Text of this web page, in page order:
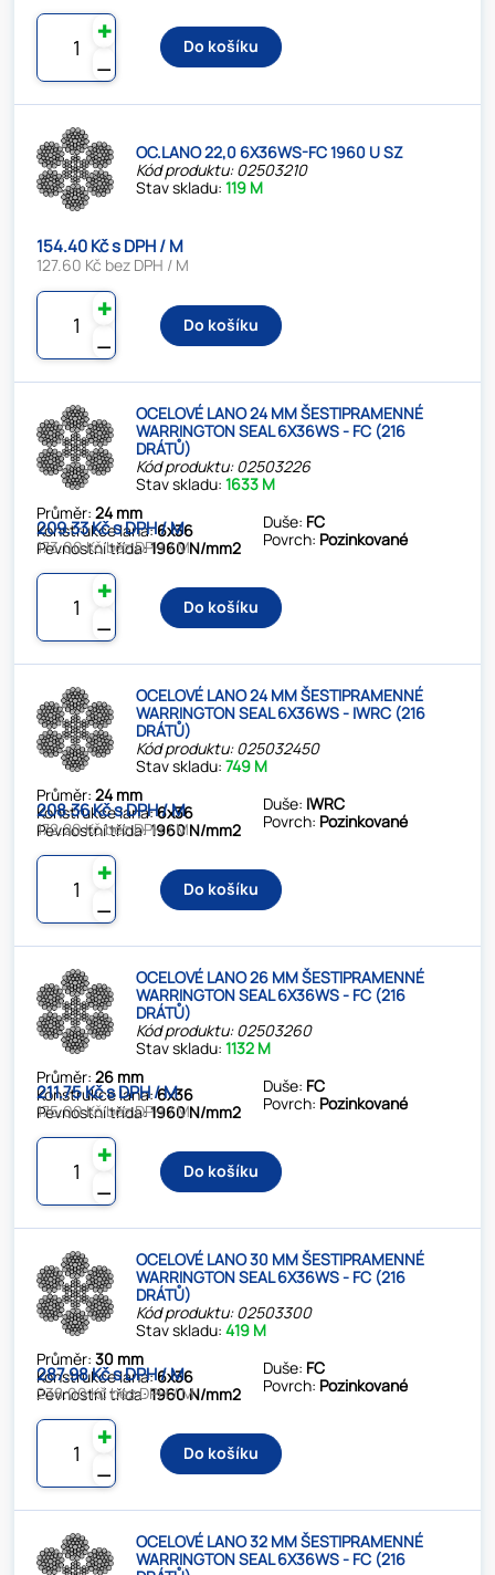
⚊
✚
Do košíku
OC.LANO 22,0 6X36WS-FC 1960 U SZ
Kód produktu: 02503210
Stav skladu:119 M
154.40 Kč s DPH / M
127.60 Kč bez DPH / M
⚊
✚
Do košíku
OCELOVÉ LANO 24 MM ŠESTIPRAMENNÉ
WARRINGTON SEAL 6X36WS - FC (216
DRÁTŮ)
Kód produktu: 02503226
Stav skladu:1633 M
Průměr:24 mm
Konstrukce lana:6x36
Pevnostní třída:1960 N/mm2
Duše: FC
Povrch: Pozinkované
209.33 Kč s DPH / M
173.00 Kč bez DPH / M
⚊
✚
Do košíku
OCELOVÉ LANO 24 MM ŠESTIPRAMENNÉ
WARRINGTON SEAL 6X36WS - IWRC (216
DRÁTŮ)
Kód produktu: 025032450
Stav skladu:749 M
Průměr:24 mm
Konstrukce lana:6x36
Pevnostní třída:1960 N/mm2
Duše: IWRC
Povrch: Pozinkované
208.36 Kč s DPH / M
172.20 Kč bez DPH / M
⚊
✚
Do košíku
OCELOVÉ LANO 26 MM ŠESTIPRAMENNÉ
WARRINGTON SEAL 6X36WS - FC (216
DRÁTŮ)
Kód produktu: 02503260
Stav skladu:1132 M
Průměr:26 mm
Konstrukce lana:6x36
Pevnostní třída:1960 N/mm2
Duše: FC
Povrch: Pozinkované
211.75 Kč s DPH / M
175.00 Kč bez DPH / M
⚊
✚
Do košíku
OCELOVÉ LANO 30 MM ŠESTIPRAMENNÉ
WARRINGTON SEAL 6X36WS - FC (216
DRÁTŮ)
Kód produktu: 02503300
Stav skladu:419 M
Průměr:30 mm
Konstrukce lana:6x36
Pevnostní třída:1960 N/mm2
Duše: FC
Povrch: Pozinkované
287.98 Kč s DPH / M
238.00 Kč bez DPH / M
⚊
✚
Do košíku
OCELOVÉ LANO 32 MM ŠESTIPRAMENNÉ
WARRINGTON SEAL 6X36WS - FC (216